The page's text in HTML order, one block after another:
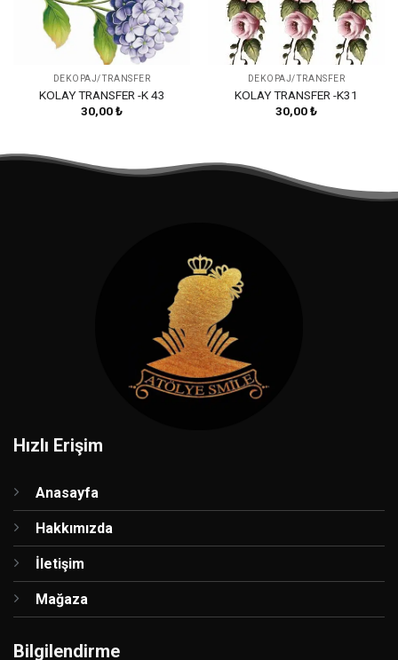
DEKOPAJ/TRANSFER
KOLAY TRANSFER -K 43
30,00₺
DEKOPAJ/TRANSFER
KOLAY TRANSFER -K31
30,00₺
Hızlı Erişim
Anasayfa
Hakkımızda
İletişim
Mağaza
Bilgilendirme